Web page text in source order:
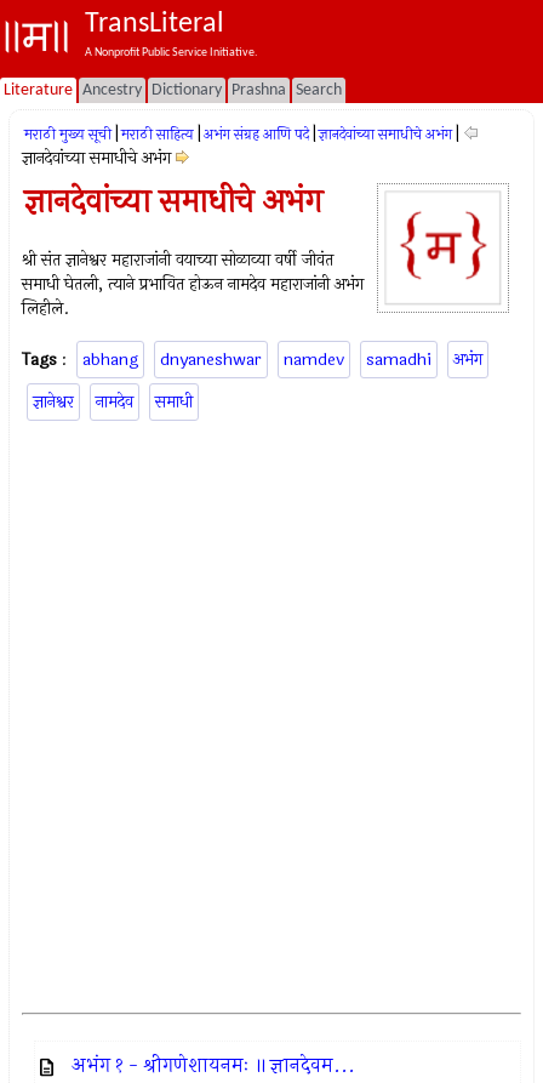
TransLiteral
A Nonprofit Public Service Initiative.
Literature Ancestry Dictionary Prashna Search
मराठी मुख्य सूची मराठी साहित्य अभंग संग्रह आणि पदे ज्ञानदेवांच्या समाधीचे अभंग
ज्ञानदेवांच्या समाधीचे अभंग
ज्ञानदेवांच्या समाधीचे अभंग
श्री संत ज्ञानेश्वर महाराजांनी वयाच्या सोळाव्या वर्षी जीवंत
समाधी घेतली, त्याने प्रभावित होऊन नामदेव महाराजांनी अभंग
लिहीले.
Tags : abhang dnyaneshwar namdev samadhi
अभंग
ज्ञानेश्वर
नामदेव समाधी
अभंग १ - श्रीगणेशायनमः ॥ ज्ञानदेवम...